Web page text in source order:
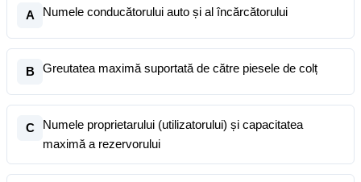
A Numele conducătorului auto și al încărcătorului
B Greutatea maximă suportată de către piesele de colț
C
Numele proprietarului (utilizatorului) și capacitatea
maximă a rezervorului